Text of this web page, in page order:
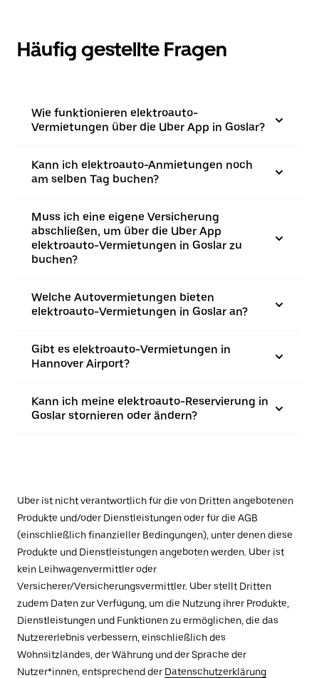
Häufig gestellte Fragen
Wie funktionieren elektroauto-
Vermietungen über die Uber App in Goslar?
Kann ich elektroauto-Anmietungen noch
am selben Tag buchen?
Muss ich eine eigene Versicherung
abschließen, um über die Uber App
elektroauto-Vermietungen in Goslar zu
buchen?
Welche Autovermietungen bieten
elektroauto-Vermietungen in Goslar an?
Gibt es elektroauto-Vermietungen in
Hannover Airport?
Kann ich meine elektroauto-Reservierung in
Goslar stornieren oder ändern?
Uber ist nicht verantwortlich für die von Dritten angebotenen
Produkte und/oder Dienstleistungen oder für die AGB
(einschließlich finanzieller Bedingungen), unter denen diese
Produkte und Dienstleistungen angeboten werden. Uber ist
kein Leihwagenvermittler oder
Versicherer/Versicherungsvermittler. Uber stellt Dritten
zudem Daten zur Verfügung, um die Nutzung ihrer Produkte,
Dienstleistungen und Funktionen zu ermöglichen, die das
Nutzererlebnis verbessern, einschließlich des
Wohnsitzlandes, der Währung und der Sprache der
Nutzer*innen, entsprechend der Datenschutzerklärung